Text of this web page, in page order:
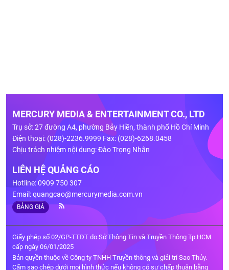
MERCURY MEDIA & ENTERTAINMENT CO., LTD
Trụ sở: 27 đường A4, phường Bảy Hiền, thành phố Hồ Chí Minh
Điện thoại: (028)-2236.9999 Fax: (028)-6268.0458
Chịu trách nhiệm nội dung: Đào Trọng Nhân
LIÊN HỆ QUẢNG CÁO
Hotline: 0909 750 307
Email:quangcao@mercurymedia.com.vn
BẢNG GIÁ
Giấy phép số 02/GP-TTĐT do Sở Thông Tin và Truyền Thông Tp.HCM
cấp ngày 06/01/2025
Bản quyền thuộc về Công ty TNHH Truyền thông và giải trí Sao Thủy.
Cấm sao chép dưới mọi hình thức nếu không có sự chấp thuận bằng